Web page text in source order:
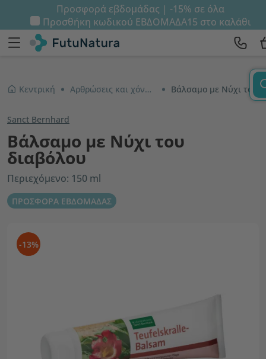
Προσφορά εβδομάδας | -15% σε όλα
Προσθήκη κωδικού ΕΒΔΟΜΑΔΑ15 στο καλάθι
Κεντρική Αρθρώσεις και χόνδροι
Sanct Bernhard
Βάλσαμο με Νύχι του
διαβόλου
Περιεχόμενο: 150 ml
ΠΡΟΣΦΟΡΑ ΕΒΔΟΜΑΔΑΣ
-13%